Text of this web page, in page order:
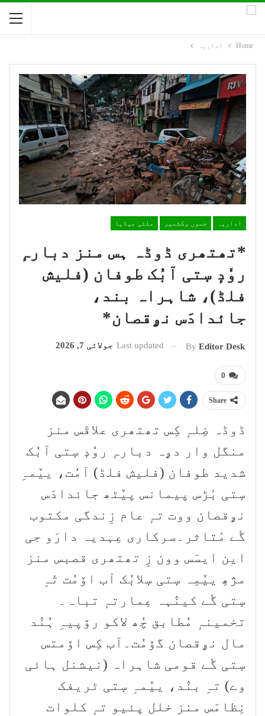
Home اداریہ
اداریہ جموں وکشمیر ملٹی میڈیا
*تھتھری ڈوڈہ ہس منز دبارہٕ
روٗدٕ سٜتی آبُک طوفان (فلیش
فلڈ)، شاہراہ بند،
جائدادَس نۄقصان*
By Editor Desk
Last updated جولائی 7, 2026
0
Share
ڈوڈہ ضِلہٕ کِس تھتھری علاقَس منز
منگل وار دۄہ دبارہٕ روٗدٕ سٜتی آبُک
شدید طوفان (فلیش فلڈ) آمُت، ییٚمہِ
سٜتی بٔڑس پیمانس پیٚٹھ جائدادَس
نۄقصان ووت تہٕ عام زِندگی مکتوب
گٔے مٔتاثر۔سرکاری عِہدیہ دارَو جی
این ایسَس وون زِ تھتھری قصبس منز
مژھِ ییٚمِہ سٜتی سٜلابُک آب اۆمُت تٔہِ
سٜتی گٔے کینٛہہ عِمارتہٕ تباہ۔
تخمینہٕ مُطابق چُھ لاکو رۆپیہِ ہُنٛد
مال نۄقصان گۆمُت۔آب کِس اۆمتس
سٜتی گٔے قومی شاہراہ (نیشنل ہائی
وے) تہِ بنٛد، ییٚمہِ سٜتی ٹریفک
نِظامَس منز خلل پئیو تہٕ کلوات